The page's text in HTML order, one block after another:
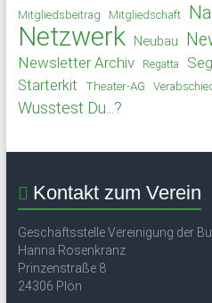
Mitgliedsbeitrag Mitgliedschaft
Netzwerk Neubau
Newsletter Archiv Regatta
Starterkit Theater-AG
Wusstest Du...?
Kontakt zum Verein
Geschäftsstelle Vereinigung der
Hanna Rosenkranz
Prinzenstraße 8
24306 Plön